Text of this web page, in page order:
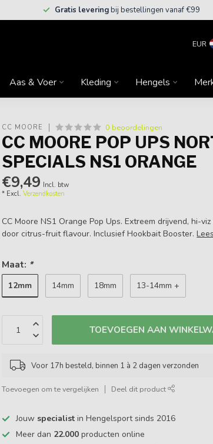
Gratis leveringbij bestellingen vanaf €99
EUR
Aas & Voer Kleding Hengels
CC MOORE 0 beoordelingen
CC MOORE POP UPS
SPECIALS NS1 ORANGE
€9,49 Incl. btw
* Excl.Verzendkosten
CC Moore NS1 Orange Pop Ups. Extreem drijvend, hi-
door citrus-fruit flavour. Inclusief Hookbait Booster.
Maat: *
12mm 14mm 18mm 13-14mm +
TOEVOEGEN AAN
Voor 17h besteld, binnen 1 à 2 dagen verzonden
Toevoegen om te vergelijken Deel dit product
Jouw specialist in Hengelsport sinds 2016
Meer dan 22.000 producten online